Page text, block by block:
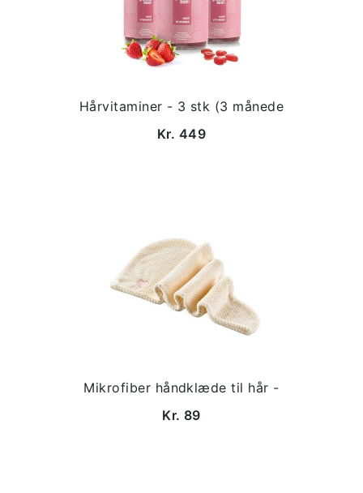
Hårvitaminer - 3 stk (3 månede
Kr. 449
Mikrofiber håndklæde til hår -
Kr. 89